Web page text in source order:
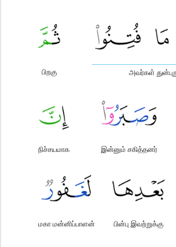
அவர்கள்
பிறகு
இன்னும் சகித்தனர்
நிச்சயமாக
பின்பு இவற்றுக்கு
மகா மன்னிப்பாளன்